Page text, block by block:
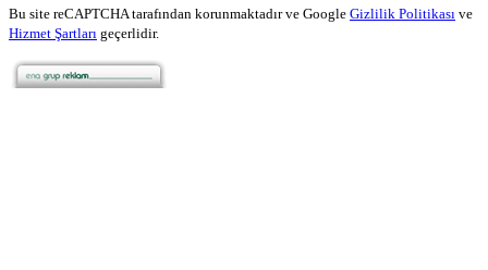
Bu site reCAPTCHA tarafından korunmaktadır ve Google Gizlilik Politikası ve
Hizmet Şartları geçerlidir.